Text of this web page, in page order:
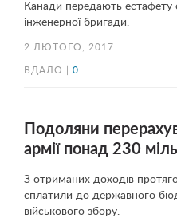
Канади передають естафету
інженерної бригади.
2 ЛЮТОГО, 2017
ВДАЛО | 0
Подоляни
армії понад 230
З отриманих доходів
сплатили до державного
військового збору.